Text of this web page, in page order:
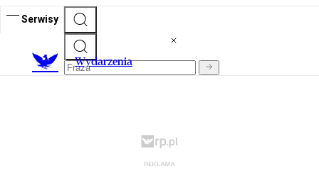
Serwisy
Wydarzenia